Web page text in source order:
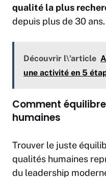
qualité la plus
depuis plus de 30 ans.
Découvrir l\'article
une activité en 5
Comment
humaines
Trouver le juste
qualités humaines
du leadership